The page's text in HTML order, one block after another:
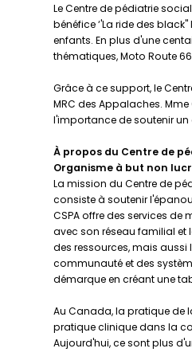
Le Centre de pédiatrie
bénéfice ‘'La ride des
enfants. En plus d'une
thématiques, Moto Route
Grâce à ce support, le
MRC des Appalaches.
l'importance de soutenir
À propos du Centre de
Organisme à but non
La mission du Centre de
consiste à soutenir
CSPA offre des services
avec son réseau familial et
des ressources, mais
communauté et des
démarque en créant une
Au Canada, la pratique de
pratique clinique dans la
Aujourd'hui, ce sont plus